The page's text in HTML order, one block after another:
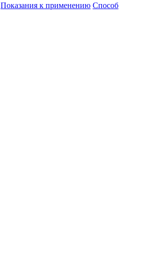
Показания к применению Способ